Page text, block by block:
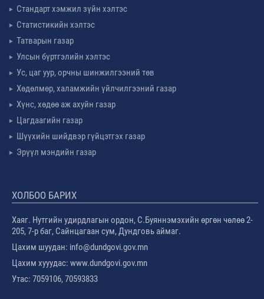
Стандарт хэмжил зүйн хэлтэс
Статистикийн хэлтэс
Татварын газар
Улсын бүртгэлийн хэлтэс
Ус, цаг уур, орчны шинжилгээний төв
Хөдөлмөр, халамжийн үйлчилгээний газар
Хүнс, хөдөө аж ахуйн газар
Цагдаагийн газар
Шүүхийн шийдвэр гүйцэтгэх газар
Эрүүл мэндийн газар
ХОЛБОО БАРИХ
Хаяг. Нутгийн удирдлагын ордон, С.Буяннэмэхийн өргөн чөлөө 2-
205, 7-р баг, Сайнцагаан сум, Дундговь аймаг.
Цахим шуудан: info@dundgovi.gov.mn
Цахим хууудас: www.dundgovi.gov.mn
Утас: 7059106, 70593833